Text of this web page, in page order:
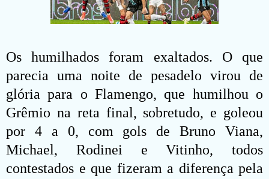
Os humilhados foram exaltados. O que
parecia uma noite de pesadelo virou de
glória para o Flamengo, que humilhou o
Grêmio na reta final, sobretudo, e goleou
por 4 a 0, com gols de Bruno Viana,
Michael, Rodinei e Vitinho, todos
contestados e que fizeram a diferença pela